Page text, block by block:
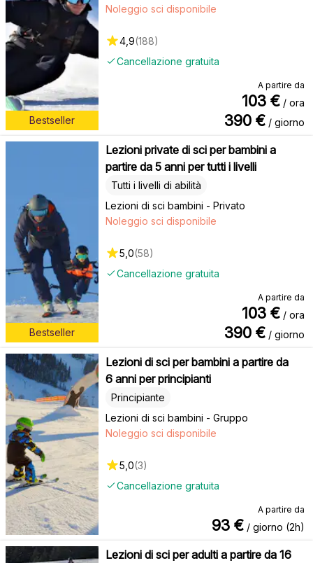
Bestseller
Cancellazione gratuita
Noleggio sci disponibile
4,9(188)
A partire da
103 € / ora
390 € / giorno
Bestseller
Lezioni private di sci per bambini a
partire da 5 anni per tutti i livelli
Lezioni di sci bambini - Privato
Tutti i livelli di abilità
Cancellazione gratuita
Noleggio sci disponibile
5,0(58)
A partire da
103 € / ora
390 € / giorno
Lezioni di sci per bambini a partire da
6 anni per principianti
Lezioni di sci bambini - Gruppo
Principiante
Cancellazione gratuita
Noleggio sci disponibile
5,0(3)
A partire da
93 € / giorno (2h)
Lezioni di sci per adulti a partire da 16